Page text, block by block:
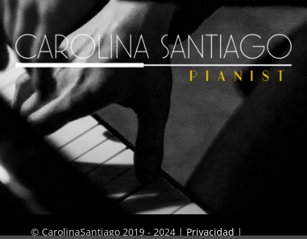
© CarolinaSantiago 2019 - 2024 | Privacidad |